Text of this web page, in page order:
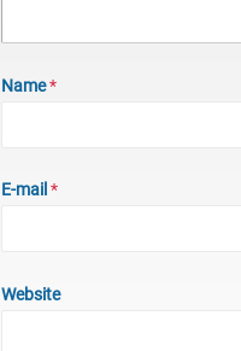
Name*
E-mail *
Website